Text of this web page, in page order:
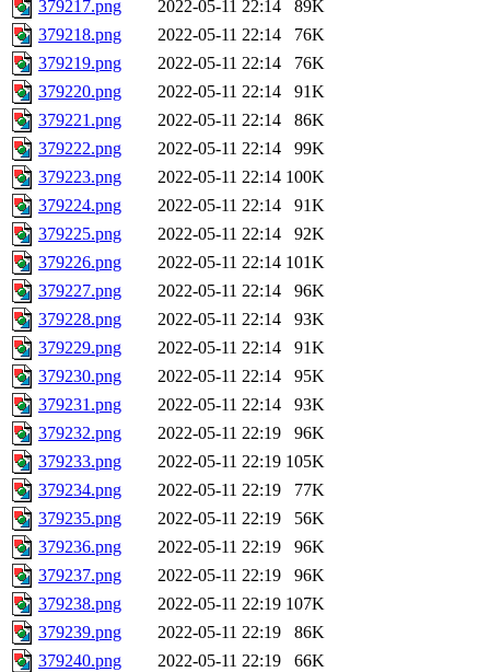
379217.png 2022-05-11 22:14
89K
379218.png
2022-05-11 22:14
76K
379219.png
2022-05-11 22:14
76K
379220.png
2022-05-11 22:14
91K
379221.png
2022-05-11 22:14
86K
379222.png
2022-05-11 22:14
99K
379223.png
2022-05-11 22:14 100K
379224.png
2022-05-11 22:14
91K
379225.png
2022-05-11 22:14
92K
379226.png
2022-05-11 22:14 101K
379227.png
2022-05-11 22:14
96K
379228.png
2022-05-11 22:14
93K
379229.png
2022-05-11 22:14
91K
379230.png
2022-05-11 22:14
95K
379231.png
2022-05-11 22:14
93K
379232.png
2022-05-11 22:19
96K
379233.png
2022-05-11 22:19 105K
379234.png
2022-05-11 22:19
77K
379235.png
2022-05-11 22:19
56K
379236.png
2022-05-11 22:19
96K
379237.png
2022-05-11 22:19
96K
379238.png
2022-05-11 22:19 107K
379239.png
2022-05-11 22:19
86K
379240.png
2022-05-11 22:19
66K